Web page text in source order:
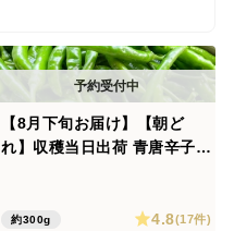
【8月下旬お届け】【朝ど
れ】収穫当日出荷 青唐辛子
約300g 4.8(17件)